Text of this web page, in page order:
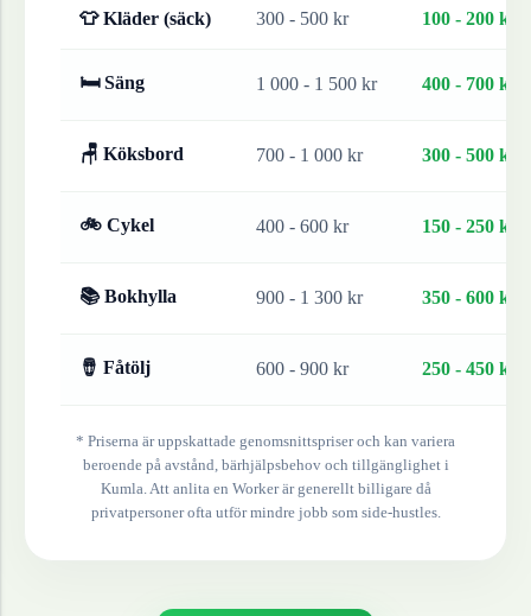
👕 Kläder (säck) 300 - 500 kr 100 - 200 kr
🛏 Säng 1 000 - 1 500 kr 400 - 700 kr
🪑 Köksbord 700 - 1 000 kr 300 - 500 kr
🚲 Cykel 400 - 600 kr 150 - 250 kr
📚 Bokhylla 900 - 1 300 kr 350 - 600 kr
🪘 Fåtölj 600 - 900 kr 250 - 450 kr
* Priserna är uppskattade genomsnittspriser och kan variera
beroende på avstånd, bärhjälpsbehov och tillgänglighet i
Kumla. Att anlita en Worker är generellt billigare då
privatpersoner ofta utför mindre jobb som side-hustles.